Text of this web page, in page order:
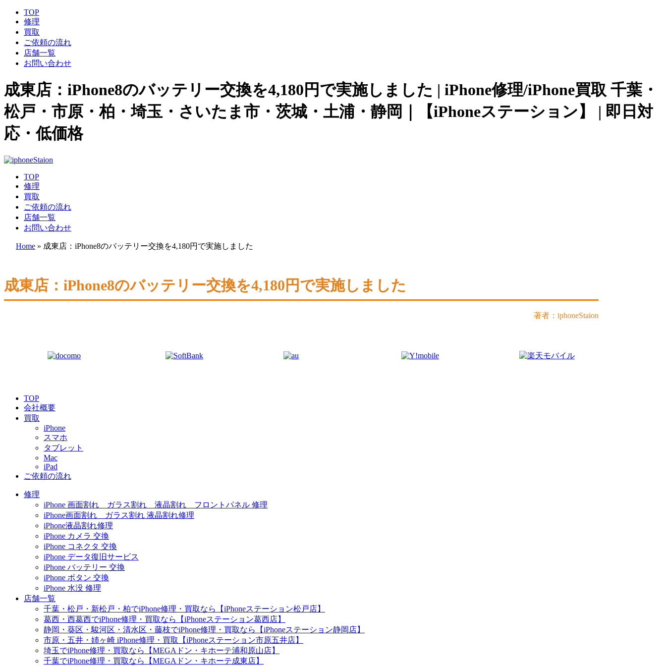
TOP
修理
買取
ご依頼の流れ
店舗一覧
お問い合わせ
成東店：iPhone8のバッテリー交換を4,180円で実施しました | iPhone修理/iPhone買取 千葉・
松戸・市原・柏・埼玉・さいたま市・茨城・土浦・静岡｜【iPhoneステーション】 | 即日対
応・低価格
TOP
修理
買取
ご依頼の流れ
店舗一覧
お問い合わせ
Home » 成東店：iPhone8のバッテリー交換を4,180円で実施しました
成東店：iPhone8のバッテリー交換を4,180円で実施しました
著者：iphoneStaion
TOP
会社概要
買取
iPhone
スマホ
タブレット
Mac
iPad
ご依頼の流れ
修理
iPhone 画面割れ ガラス割れ 液晶割れ フロントパネル 修理
iPhone画面割れ ガラス割れ 液晶割れ修理
iPhone液晶割れ修理
iPhone カメラ 交換
iPhone コネクタ 交換
iPhone データ復旧サービス
iPhone バッテリー 交換
iPhone ボタン 交換
iPhone 水没 修理
店舗一覧
千葉・松戸・新松戸・柏でiPhone修理・買取なら【iPhoneステーション松戸店】
葛西・西葛西でiPhone修理・買取なら【iPhoneステーション葛西店】
静岡・葵区・駿河区・清水区・藤枝でiPhone修理・買取なら【iPhoneステーション静岡店】
市原・五井・姉ヶ崎 iPhone修理・買取【iPhoneステーション市原五井店】
埼玉でiPhone修理・買取なら【MEGAドン・キホーテ浦和原山店】
千葉でiPhone修理・買取なら【MEGAドン・キホーテ成東店】